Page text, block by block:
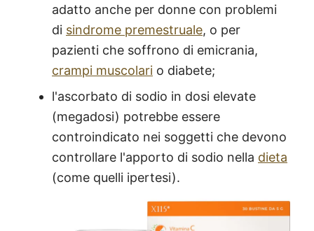
adatto anche per donne con problemi
di sindrome premestruale, o per
pazienti che soffrono di emicrania,
crampi muscolari o diabete;
l'ascorbato di sodio in dosi elevate
(megadosi) potrebbe essere
controindicato nei soggetti che devono
controllare l'apporto di sodio nella dieta
(come quelli ipertesi).